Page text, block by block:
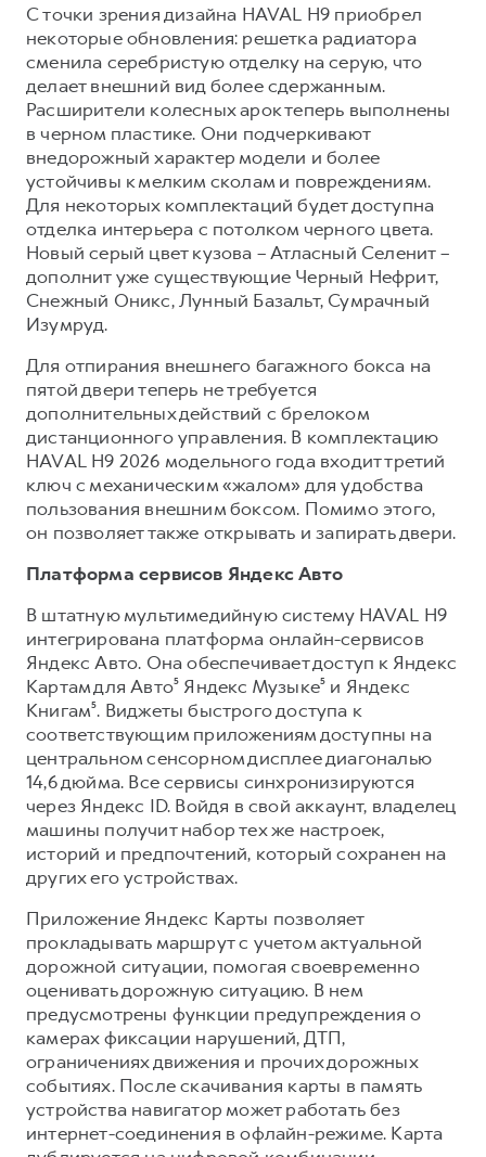
С точки зрения дизайна HAVAL H9 приобрел
некоторые обновления: решетка радиатора
сменила серебристую отделку на серую, что
делает внешний вид более сдержанным.
Расширители колесных арок теперь выполнены
в черном пластике. Они подчеркивают
внедорожный характер модели и более
устойчивы к мелким сколам и повреждениям.
Для некоторых комплектаций будет доступна
отделка интерьера с потолком черного цвета.
Новый серый цвет кузова – Атласный Селенит –
дополнит уже существующие Черный Нефрит,
Снежный Оникс, Лунный Базальт, Сумрачный
Изумруд.
Для отпирания внешнего багажного бокса на
пятой двери теперь не требуется
дополнительных действий с брелоком
дистанционного управления. В комплектацию
HAVAL H9 2026 модельного года входит третий
ключ с механическим «жалом» для удобства
пользования внешним боксом. Помимо этого,
он позволяет также открывать и запирать двери.
Платформа сервисов Яндекс Авто
В штатную мультимедийную систему HAVAL H9
интегрирована платформа онлайн-сервисов
Яндекс Авто. Она обеспечивает доступ к Яндекс
Картам для Авто⁵ Яндекс Музыке⁵ и Яндекс
Книгам⁵. Виджеты быстрого доступа к
соответствующим приложениям доступны на
центральном сенсорном дисплее диагональю
14,6 дюйма. Все сервисы синхронизируются
через Яндекс ID. Войдя в свой аккаунт, владелец
машины получит набор тех же настроек,
историй и предпочтений, который сохранен на
других его устройствах.
Приложение Яндекс Карты позволяет
прокладывать маршрут с учетом актуальной
дорожной ситуации, помогая своевременно
оценивать дорожную ситуацию. В нем
предусмотрены функции предупреждения о
камерах фиксации нарушений, ДТП,
ограничениях движения и прочих дорожных
событиях. После скачивания карты в память
устройства навигатор может работать без
интернет-соединения в офлайн-режиме. Карта